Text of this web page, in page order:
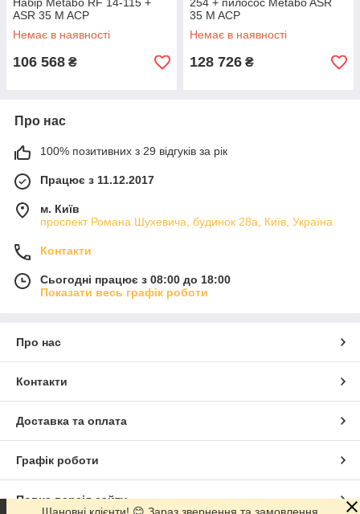
ASR 35 M ACP
Немає в наявності
106 568 ₴
35 M ACP
Немає в наявності
128 726 ₴
Про нас
100% позитивних з 29 відгуків за рік
Працює з 11.12.2017
м. Київ
проспект Романа Шухевича, будинок 28а, Київ, Україна
Контакти
Сьогодні працює з 08:00 до 18:00
Показати весь графік роботи
Про нас
Контакти
Доставка та оплата
Графік роботи
Повна версія сайту